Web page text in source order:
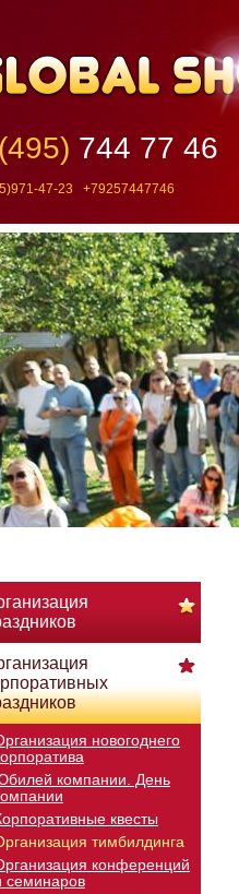
744 77 46
47-23 +79257447746
новогоднего
компании. День
квесты
тимбилдинга
конференций
семинаров